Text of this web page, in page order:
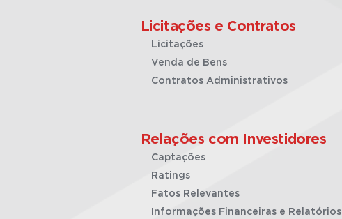
Licitações e Contratos
Licitações
Venda de Bens
Contratos Administrativos
Relações com Investidores
Captações
Ratings
Fatos Relevantes
Informações Financeiras e Relatórios